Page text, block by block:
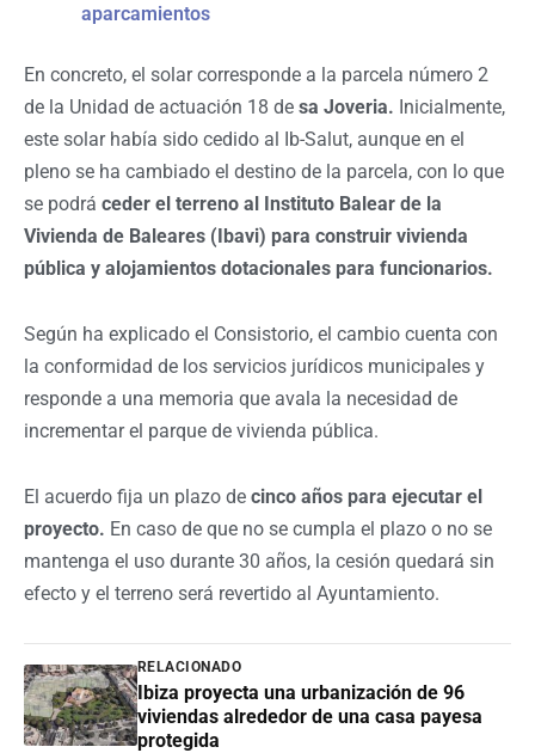
aparcamientos
En concreto, el solar corresponde a la parcela número 2
de la Unidad de actuación 18 de sa Joveria. Inicialmente,
este solar había sido cedido al Ib-Salut, aunque en el
pleno se ha cambiado el destino de la parcela, con lo que
se podrá ceder el terreno al Instituto Balear de la
Vivienda de Baleares (Ibavi) para construir vivienda
pública y alojamientos dotacionales para funcionarios.
Según ha explicado el Consistorio, el cambio cuenta con
la conformidad de los servicios jurídicos municipales y
responde a una memoria que avala la necesidad de
incrementar el parque de vivienda pública.
El acuerdo fija un plazo de cinco años para ejecutar el
proyecto. En caso de que no se cumpla el plazo o no se
mantenga el uso durante 30 años, la cesión quedará sin
efecto y el terreno será revertido al Ayuntamiento.
RELACIONADO
Ibiza proyecta una urbanización de 96
viviendas alrededor de una casa payesa
protegida